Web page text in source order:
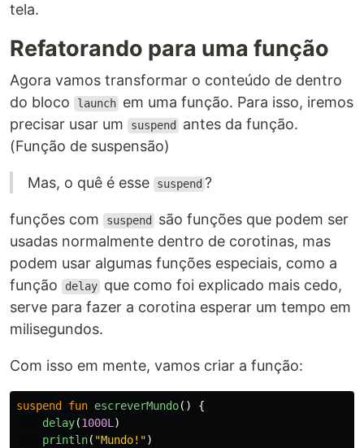
tela.
Refatorando para uma função
Agora vamos transformar o conteúdo de dentro
do bloco
launch em uma função. Para isso, iremos
precisar usar um
suspend
antes da função.
(Função de suspensão)
Mas, o quê é esse suspend ?
funções com suspend
são funções que podem ser
usadas normalmente dentro de corotinas, mas
podem usar algumas funções especiais, como a
função
delay que como foi explicado mais cedo,
serve para fazer a corotina esperar um tempo em
milisegundos.
Com isso em mente, vamos criar a função:
suspend fun escreverMundo()
{
delay(1000L)
println( "Mundo!")